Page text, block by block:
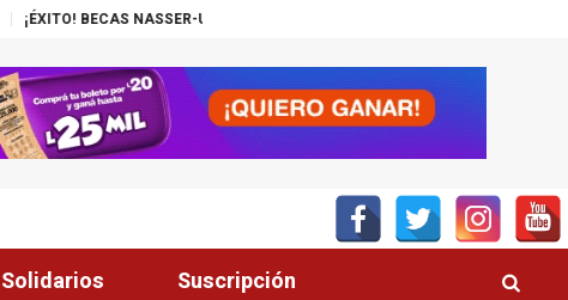
UNITEC ALCANZA MIL JÓVENES BENEFICIADOS
Solidarios Suscripción